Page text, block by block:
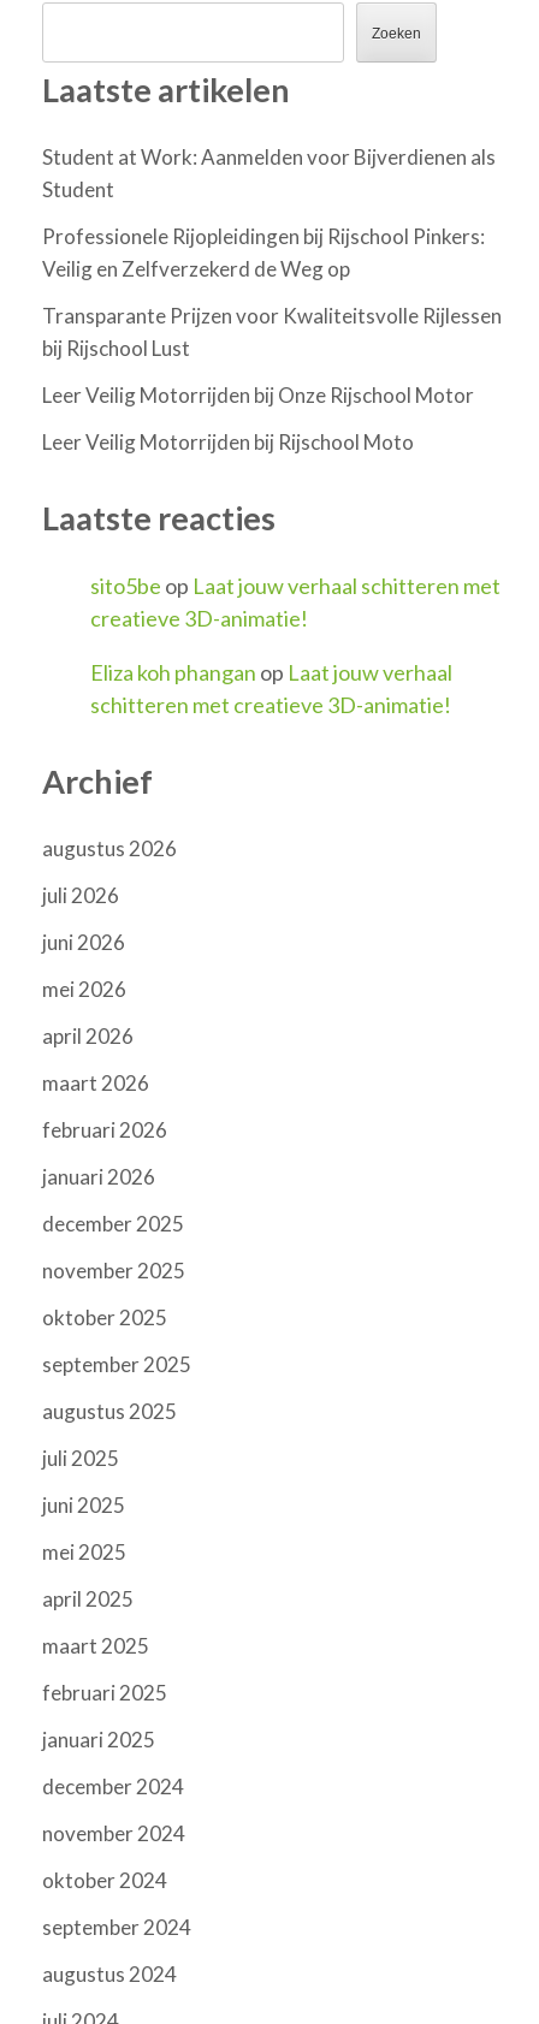
Zoeken
Laatste artikelen
Student at Work: Aanmelden voor Bijverdienen als
Student
Professionele Rijopleidingen bij Rijschool Pinkers:
Veilig en Zelfverzekerd de Weg op
Transparante Prijzen voor Kwaliteitsvolle Rijlessen
bij Rijschool Lust
Leer Veilig Motorrijden bij Onze Rijschool Motor
Leer Veilig Motorrijden bij Rijschool Moto
Laatste reacties
sito5be op Laat jouw verhaal schitteren met
creatieve 3D-animatie!
Eliza koh phangan op Laat jouw verhaal
schitteren met creatieve 3D-animatie!
Archief
augustus 2026
juli 2026
juni 2026
mei 2026
april 2026
maart 2026
februari 2026
januari 2026
december 2025
november 2025
oktober 2025
september 2025
augustus 2025
juli 2025
juni 2025
mei 2025
april 2025
maart 2025
februari 2025
januari 2025
december 2024
november 2024
oktober 2024
september 2024
augustus 2024